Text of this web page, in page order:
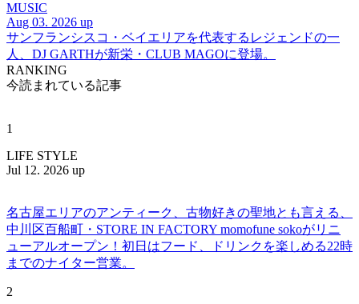
MUSIC
Aug 03. 2026 up
サンフランシスコ・ベイエリアを代表するレジェンドの一
人、DJ GARTHが新栄・CLUB MAGOに登場。
RANKING
今読まれている記事
1
LIFE STYLE
Jul 12. 2026 up
名古屋エリアのアンティーク、古物好きの聖地とも言える、
中川区百船町・STORE IN FACTORY momofune sokoがリニ
ューアルオープン！初日はフード、ドリンクを楽しめる22時
までのナイター営業。
2